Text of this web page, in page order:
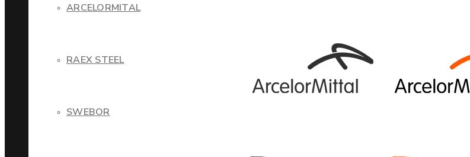
ARCELORMITAL
RAEX STEEL
SWEBOR